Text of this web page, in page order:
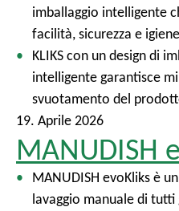
imballaggio intelligente
facilità, sicurezza e
KLIKS con un design di
intelligente garantisce
svuotamento del
19. Aprile 2026
MANUDISH
MANUDISH evoKliks è
lavaggio manuale di